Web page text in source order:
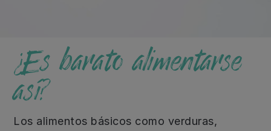
¿Es barato alimentarse
así?
Los alimentos básicos como verduras,